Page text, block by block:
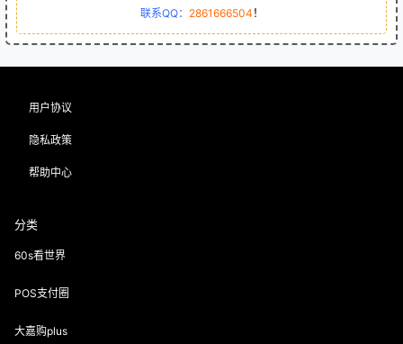
联系QQ： 2861666504 ！
用户协议
隐私政策
帮助中心
分类
60s看世界
POS支付圈
大嘉购plus